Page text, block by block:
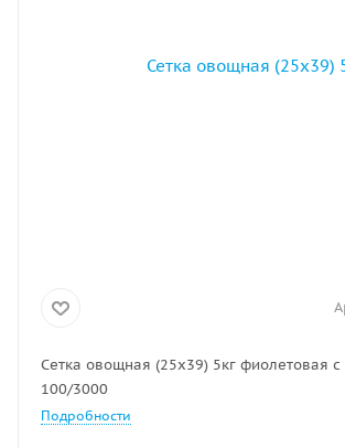
Сетка овощная (25х39) 5кг фиолетовая с
100/3000
Подробности